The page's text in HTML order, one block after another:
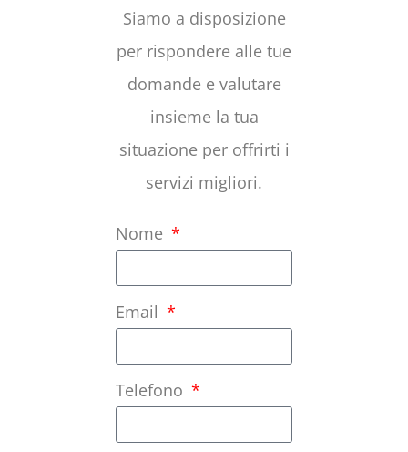
Siamo a disposizione
per rispondere alle tue
domande e valutare
insieme la tua
situazione per offrirti i
servizi migliori.
Nome
Email
Telefono